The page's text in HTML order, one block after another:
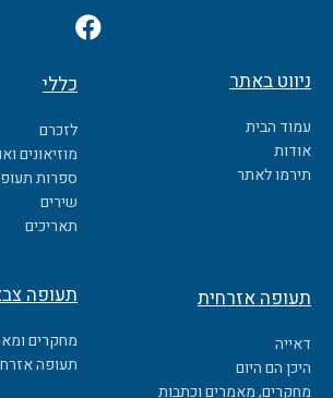
F
a
e
b
o
o
k
ניווט באתר
עמוד הבית
אודות
תירמו לאתר
כללי
לזכרם
מוזיאונים
ספרות
שירים
תאריכים
תעופה אזרחית
דאייה
היכן הם היום
מחקרים, מאמרים וכתבות
תעופה
מחקרים
תעופה